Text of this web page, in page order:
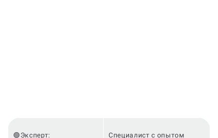
🟢Эксперт: Специалист с опытом